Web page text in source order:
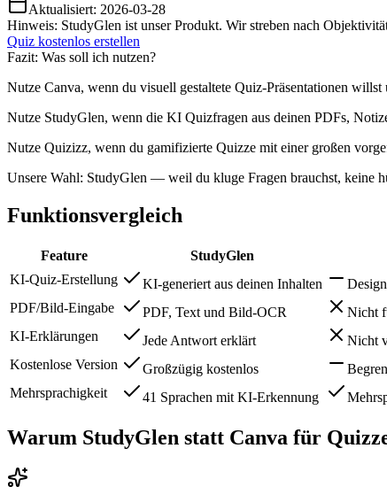
Aktualisiert: 2026-03-28
Hinweis: StudyGlen ist unser Produkt. Wir streben nach
Quiz kostenlos erstellen
Fazit: Was soll ich nutzen?
Nutze Canva, wenn du visuell gestaltete Quiz-Präsentationen
Nutze StudyGlen, wenn die KI Quizfragen aus deinen PDFs,
Nutze Quizizz, wenn du gamifizierte Quizze mit einer großen
Unsere Wahl: StudyGlen — weil du kluge Fragen brauchst, keine
Funktionsvergleich
Feature StudyGlen
KI-Quiz-Erstellung
KI-generiert aus deinen Inhalten
PDF/Bild-Eingabe
PDF, Text und Bild-OCR Nicht
KI-Erklärungen
Jede Antwort erklärt Nicht
Kostenlose Version
Großzügig kostenlos
Mehrsprachigkeit
41 Sprachen mit KI-Erkennung
Warum StudyGlen statt Canva für